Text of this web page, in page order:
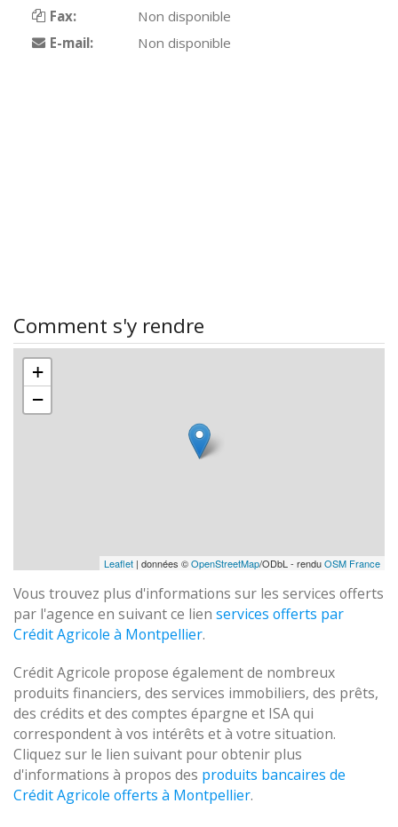
Fax:
Non disponible
E-mail:
Non disponible
Comment s'y rendre
+
−
Leaflet | données ©OpenStreetMap/ODbL - renduOSM France
Vous trouvez plus d'informations sur les services offerts
par l'agence en suivant ce lien services offerts par
Crédit Agricole à Montpellier.
Crédit Agricole propose également de nombreux
produits financiers, des services immobiliers, des prêts,
des crédits et des comptes épargne et ISA qui
correspondent à vos intérêts et à votre situation.
Cliquez sur le lien suivant pour obtenir plus
d'informations à propos des produits bancaires de
Crédit Agricole offerts à Montpellier.